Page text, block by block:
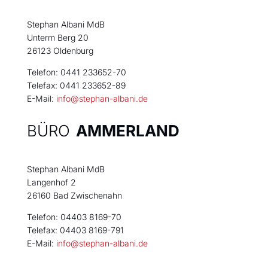
Stephan Albani MdB
Unterm Berg 20
26123 Oldenburg
Telefon: 0441 233652-70
Telefax: 0441 233652-89
E-Mail: info@stephan-albani.de
BÜRO AMMERLAND
Stephan Albani MdB
Langenhof 2
26160 Bad Zwischenahn
Telefon: 04403 8169-70
Telefax: 04403 8169-791
E-Mail: info@stephan-albani.de